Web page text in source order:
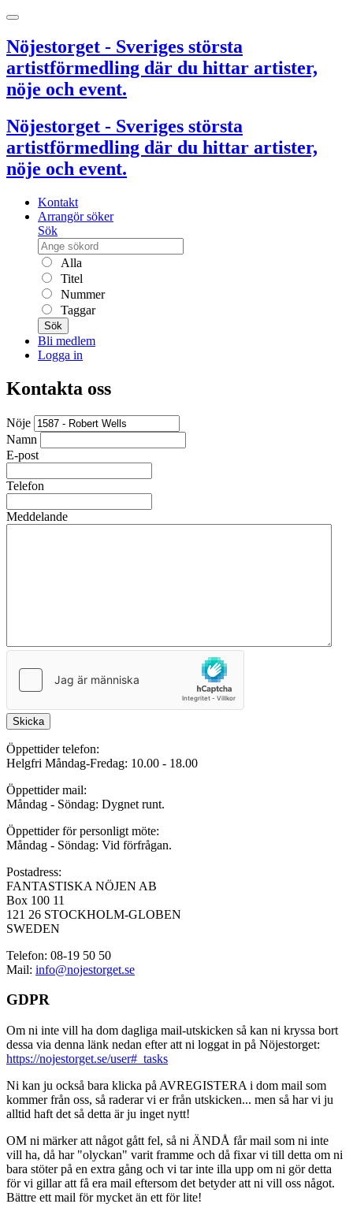
Nöjestorget - Sveriges största
artistförmedling där du hittar artister,
nöje och event.
Nöjestorget - Sveriges största
artistförmedling där du hittar artister,
nöje och event.
Kontakt
Arrangör söker
Sök
Alla
Titel
Nummer
Taggar
Sök
Bli medlem
Logga in
Kontakta oss
Nöje
Namn
E-post
Telefon
Meddelande
Skicka
Öppettider telefon:
Helgfri Måndag-Fredag: 10.00 - 18.00
Öppettider mail:
Måndag - Söndag: Dygnet runt.
Öppettider för personligt möte:
Måndag - Söndag: Vid förfrågan.
Postadress:
FANTASTISKA NÖJEN AB
Box 100 11
121 26 STOCKHOLM-GLOBEN
SWEDEN
Telefon: 08-19 50 50
Mail: info@nojestorget.se
GDPR
Om ni inte vill ha dom dagliga mail-utskicken så kan ni kryssa bort
dessa via denna länk nedan efter att ni loggat in på Nöjestorget:
https://nojestorget.se/user#_tasks
Ni kan ju också bara klicka på AVREGISTERA i dom mail som
kommer från oss, så raderar vi er från utskicken... men så har vi ju
alltid haft det så detta är ju inget nytt!
OM ni märker att något gått fel, så ni ÄNDÅ får mail som ni inte
vill ha, då har "olyckan" varit framme och då fixar vi till detta om ni
bara stöter på en extra gång och vi tar inte illa upp om ni gör detta
för vi gillar att få era mail eftersom det betyder att ni vill oss något.
Bättre ett mail för mycket än ett för lite!